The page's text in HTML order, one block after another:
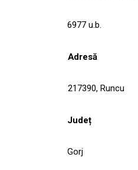
6977 u.b.
Adresă
217390, Runcu
Județ
Gorj